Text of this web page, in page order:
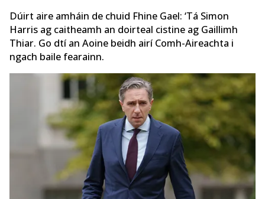
Dúirt aire amháin de chuid Fhine Gael: ‘Tá Simon
Harris ag caitheamh an doirteal cistine ag Gaillimh
Thiar. Go dtí an Aoine beidh airí Comh-Aireachta i
ngach baile fearainn.